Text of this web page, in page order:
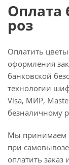
Оплата
роз
Оплатить
оформления
банковской
технологии
Visa, МИР,
безналичному
Мы принимаем
при
оплатить заказ